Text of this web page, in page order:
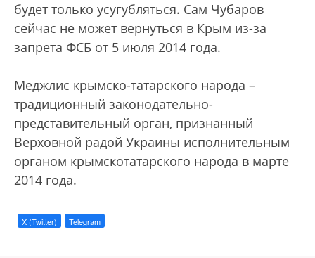
будет только усугубляться. Сам Чубаров
сейчас не может вернуться в Крым из-за
запрета ФСБ от 5 июля 2014 года.
Меджлис крымско-татарского народа –
традиционный законодательно-
представительный орган, признанный
Верховной радой Украины исполнительным
органом крымскотатарского народа в марте
2014 года.
X (Twitter) Telegram